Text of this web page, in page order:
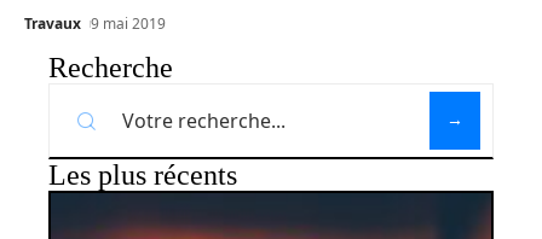
Travaux 9 mai 2019
Recherche
Les plus récents